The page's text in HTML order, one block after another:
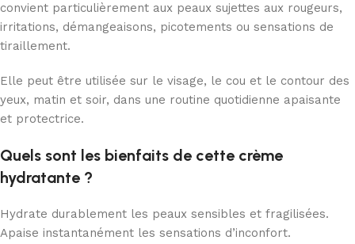
convient particulièrement aux peaux sujettes aux rougeurs,
irritations, démangeaisons, picotements ou sensations de
tiraillement.
Elle peut être utilisée sur le visage, le cou et le contour des
yeux, matin et soir, dans une routine quotidienne apaisante
et protectrice.
Quels sont les bienfaits de cette crème
hydratante ?
Hydrate durablement les peaux sensibles et fragilisées.
Apaise instantanément les sensations d’inconfort.